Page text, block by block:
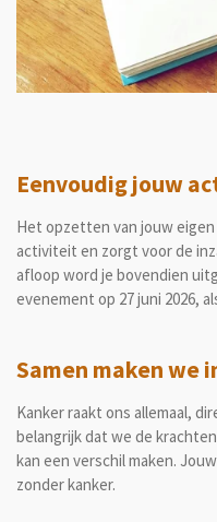
Eenvoudig jouw
Het opzetten van jouw
activiteit en zorgt voor de
afloop word je bovendien
evenement op 27 juni 2026,
Samen maken we
Kanker raakt ons allemaal,
belangrijk dat we de
kan een verschil maken.
zonder kanker.